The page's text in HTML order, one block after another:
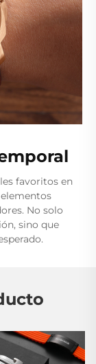
favoritos en
No solo
sino que